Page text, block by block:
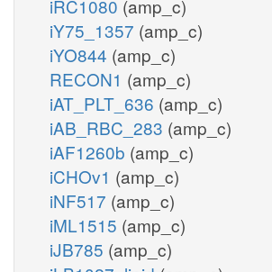
iRC1080 (amp_c)
iY75_1357 (amp_c)
iYO844 (amp_c)
RECON1 (amp_c)
iAT_PLT_636 (amp_c)
iAB_RBC_283 (amp_c)
iAF1260b (amp_c)
iCHOv1 (amp_c)
iNF517 (amp_c)
iML1515 (amp_c)
iJB785 (amp_c)